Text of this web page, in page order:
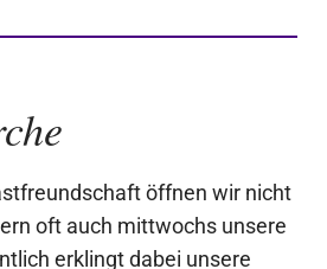
öffnen wir nicht
oft auch mittwochs unsere
erklingt dabei unsere